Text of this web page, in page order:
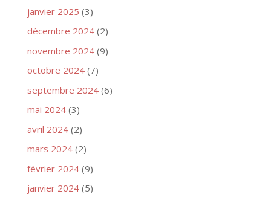
janvier 2025 (3)
décembre 2024(2)
novembre 2024(9)
octobre 2024(7)
septembre 2024(6)
mai 2024(3)
avril 2024(2)
mars 2024(2)
février 2024(9)
janvier 2024(5)